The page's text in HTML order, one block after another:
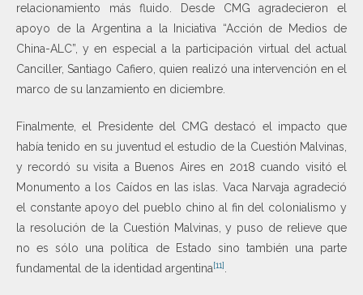
relacionamiento más fluido. Desde CMG agradecieron el
apoyo de la Argentina a la Iniciativa “Acción de Medios de
China-ALC”, y en especial a la participación virtual del actual
Canciller, Santiago Cafiero, quien realizó una intervención en el
marco de su lanzamiento en diciembre.
Finalmente, el Presidente del CMG destacó el impacto que
había tenido en su juventud el estudio de la Cuestión Malvinas,
y recordó su visita a Buenos Aires en 2018 cuando visitó el
Monumento a los Caídos en las islas. Vaca Narvaja agradeció
el constante apoyo del pueblo chino al fin del colonialismo y
la resolución de la Cuestión Malvinas, y puso de relieve que
no es sólo una política de Estado sino también una parte
fundamental de la identidad argentina[11]